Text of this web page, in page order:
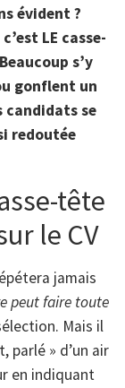
évident ?
LE casse-
s’y
gonflent un
se
redoutée
tête
le CV
jamais
peut faire toute
Mais il
parlé » d’un air
en indiquant